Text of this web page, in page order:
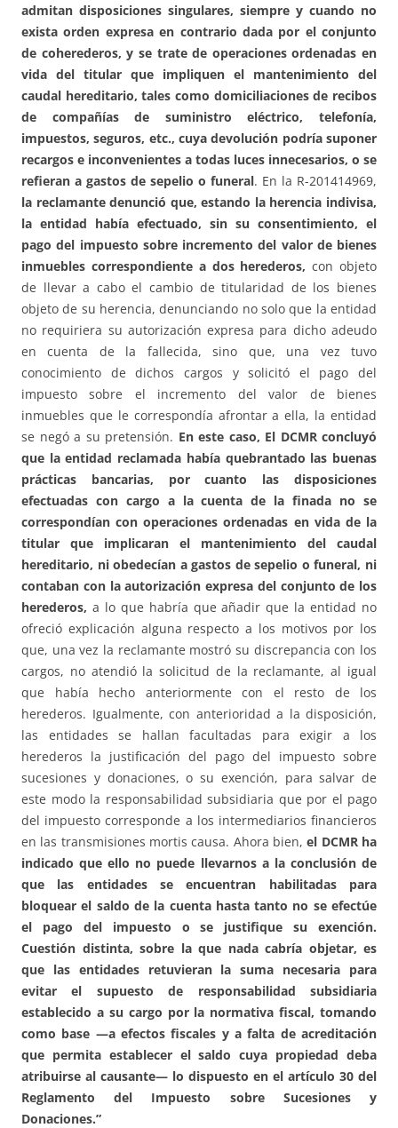
admitan disposiciones singulares, siempre y cuando no
exista orden expresa en contrario dada por el conjunto
de coherederos, y se trate de operaciones ordenadas en
vida del titular que impliquen el mantenimiento del
caudal hereditario, tales como domiciliaciones de recibos
de compañías de suministro eléctrico, telefonía,
impuestos, seguros, etc., cuya devolución podría suponer
recargos e inconvenientes a todas luces innecesarios, o se
refieran a gastos de sepelio o funeral. En la R-201414969,
la reclamante denunció que, estando la herencia indivisa,
la entidad había efectuado, sin su consentimiento, el
pago del impuesto sobre incremento del valor de bienes
inmuebles correspondiente a dos herederos,con objeto
de llevar a cabo el cambio de titularidad de los bienes
objeto de su herencia, denunciando no solo que la entidad
no requiriera su autorización expresa para dicho adeudo
en cuenta de la fallecida, sino que, una vez tuvo
conocimiento de dichos cargos y solicitó el pago del
impuesto sobre el incremento del valor de bienes
inmuebles que le correspondía afrontar a ella, la entidad
se negó a su pretensión. En este caso, El DCMR concluyó
que la entidad reclamada había quebrantado las buenas
prácticas bancarias, por cuanto las disposiciones
efectuadas con cargo a la cuenta de la finada no se
correspondían con operaciones ordenadas en vida de la
titular que implicaran el mantenimiento del caudal
hereditario, ni obedecían a gastos de sepelio o funeral, ni
contaban con la autorización expresa del conjunto de los
herederos, a lo que habría que añadir que la entidad no
ofreció explicación alguna respecto a los motivos por los
que, una vez la reclamante mostró su discrepancia con los
cargos, no atendió la solicitud de la reclamante, al igual
que había hecho anteriormente con el resto de los
herederos. Igualmente, con anterioridad a la disposición,
las entidades se hallan facultadas para exigir a los
herederos la justificación del pago del impuesto sobre
sucesiones y donaciones, o su exención, para salvar de
este modo la responsabilidad subsidiaria que por el pago
del impuesto corresponde a los intermediarios financieros
en las transmisiones mortis causa. Ahora bien,el DCMR ha
indicado que ello no puede llevarnos a la conclusión de
que las entidades se encuentran habilitadas para
bloquear el saldo de la cuenta hasta tanto no se efectúe
el pago del impuesto o se justifique su exención.
Cuestión distinta, sobre la que nada cabría objetar, es
que las entidades retuvieran la suma necesaria para
evitar el supuesto de responsabilidad subsidiaria
establecido a su cargo por la normativa fiscal, tomando
como base —a efectos fiscales y a falta de acreditación
que permita establecer el saldo cuya propiedad deba
atribuirse al causante— lo dispuesto en el artículo 30 del
Reglamento del Impuesto sobre Sucesiones y
Donaciones.”